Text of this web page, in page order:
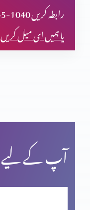
کیا مضامین بھی
کیا مزامیر بھی
+27-73-345-1040 رابطہ کریں
یا ہمیں ای میل کریں
آپ کے لیے